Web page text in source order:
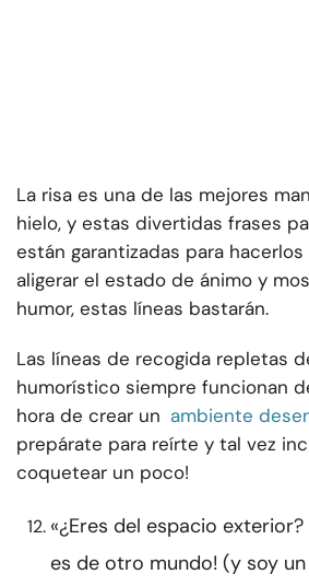
La risa es una de las mejores
hielo, y estas divertidas frases
están garantizadas para hacerlos
aligerar el estado de ánimo y
humor, estas líneas bastarán.
Las líneas de recogida repletas
humorístico siempre funcionan
hora de crear un ambiente
prepárate para reírte y tal vez
coquetear un poco!
«¿Eres del espacio exterior?
es de otro mundo! (y soy